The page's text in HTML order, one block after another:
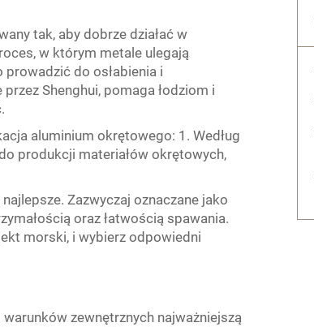
tak, aby dobrze działać w
w którym metale ulegają
do osłabienia i
Shenghui, pomaga łodziom i
aluminium okrętowego: 1. Według
produkcji materiałów okrętowych,
Zazwyczaj oznaczane jako
oraz łatwością spawania.
morski, i wybierz odpowiedni
zewnętrznych najważniejszą